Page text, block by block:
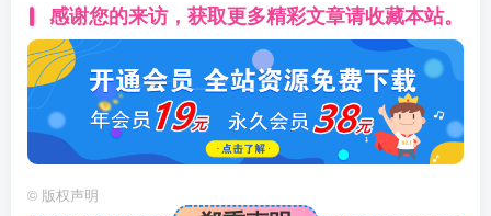
感谢您的来访，获取更多精彩文章请收藏本站。
© 版权声明